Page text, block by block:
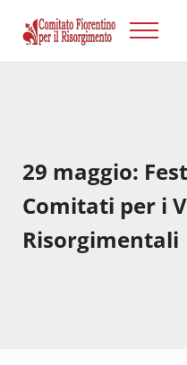
Risorgimento
Menu
29 maggio:
Comitati per i
Risorgimentali